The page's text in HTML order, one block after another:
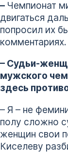
– Чемпионат
двигаться
попросил их
комментариях.
– Судьи-
мужского
здесь
– Я – не
полу сложно
женщин свои
Киселеву